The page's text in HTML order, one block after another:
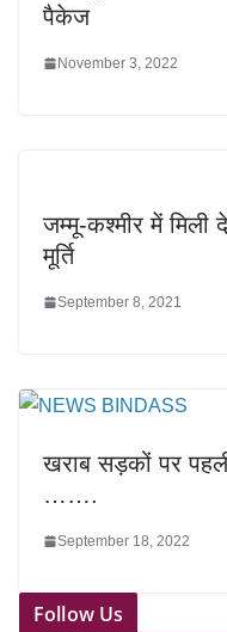
पैकेज
November 3, 2022
जम्मू-कश्मीर में मिली
मूर्ति
September 8, 2021
खराब सड़कों पर
…….
September 18, 2022
Follow Us